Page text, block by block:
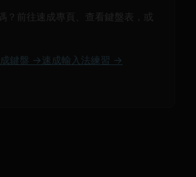
？前往速成專頁、查看鍵盤表，或
鍵盤 → 速成輸入法練習 →